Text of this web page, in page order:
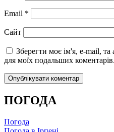
Email *
Сайт
Зберегти моє ім'я, e-mail, та
для моїх подальших коментарів.
ПОГОДА
Погода